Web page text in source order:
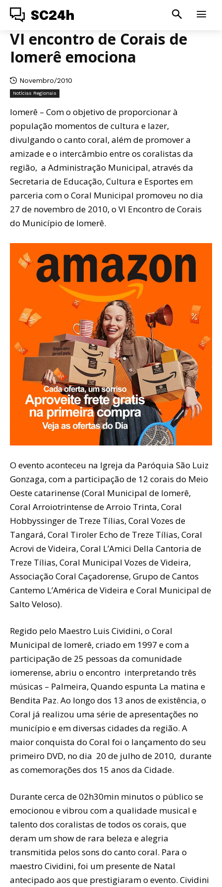
SC24h
VI encontro de Corais de
Iomerê emociona
Novembro/2010
Notícias Regionais
Iomerê – Com o objetivo de proporcionar à
população momentos de cultura e lazer,
divulgando o canto coral, além de promover a
amizade e o intercâmbio entre os coralistas da
região, a Administração Municipal, através da
Secretaria de Educação, Cultura e Esportes em
parceria com o Coral Municipal promoveu no dia
27 de novembro de 2010, o VI Encontro de Corais
do Município de Iomerê.
O evento aconteceu na Igreja da Paróquia São Luiz
Gonzaga, com a participação de 12 corais do Meio
Oeste catarinense (Coral Municipal de Iomerê,
Coral Arroiotrintense de Arroio Trinta, Coral
Hobbyssinger de Treze Tílias, Coral Vozes de
Tangará, Coral Tiroler Echo de Treze Tílias, Coral
Acrovi de Videira, Coral L’Amici Della Cantoria de
Treze Tílias, Coral Municipal Vozes de Videira,
Associação Coral Caçadorense, Grupo de Cantos
Cantemo L’América de Videira e Coral Municipal de
Salto Veloso).
Regido pelo Maestro Luis Cividini, o Coral
Municipal de Iomerê, criado em 1997 e com a
participação de 25 pessoas da comunidade
iomerense, abriu o encontro interpretando três
músicas – Palmeira, Quando espunta La matina e
Bendita Paz. Ao longo dos 13 anos de existência, o
Coral já realizou uma série de apresentações no
município e em diversas cidades da região. A
maior conquista do Coral foi o lançamento do seu
primeiro DVD, no dia 20 de julho de 2010, durante
as comemorações dos 15 anos da Cidade.
Durante cerca de 02h30min minutos o público se
emocionou e vibrou com a qualidade musical e
talento dos coralistas de todos os corais, que
deram um show de rara beleza e alegria
transmitida pelos sons do canto coral. Para o
maestro Cividini, foi um presente de Natal
antecipado aos que prestigiaram o evento. Cividini